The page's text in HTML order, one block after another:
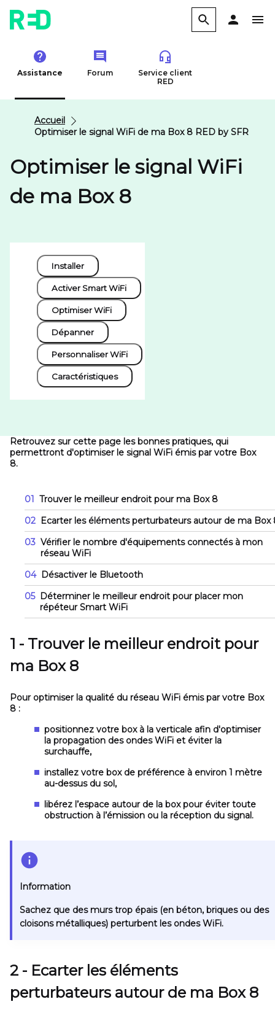
Assistance Forum
Service client
RED
Accueil
Optimiser le signal WiFi de ma Box 8 RED by SFR
Optimiser le signal WiFi
de ma Box 8
Installer
Activer Smart WiFi
Optimiser WiFi
Dépanner
Personnaliser WiFi
Caractéristiques
Retrouvez sur cette page les bonnes pratiques, qui
permettront d'optimiser le signal WiFi émis par votre Box
8.
01 Trouver le meilleur endroit pour ma Box 8
02 Ecarter les éléments perturbateurs autour de ma Box
03 Vérifier le nombre d'équipements connectés à mon
réseau WiFi
04 Désactiver le Bluetooth
05 Déterminer le meilleur endroit pour placer mon
répéteur Smart WiFi
1 - Trouver le meilleur endroit pour
ma Box 8
Pour optimiser la qualité du réseau WiFi émis par votre Box
8 :
positionnez votre box à la verticale afin d'optimiser
la propagation des ondes WiFi et éviter la
surchauffe,
installez votre box de préférence à environ 1 mètre
au-dessus du sol,
libérez l’espace autour de la box pour éviter toute
obstruction à l’émission ou la réception du signal.
Information
Sachez que des murs trop épais (en béton, briques ou des
cloisons métalliques) perturbent les ondes WiFi.
2 - Ecarter les éléments
perturbateurs autour de ma Box 8